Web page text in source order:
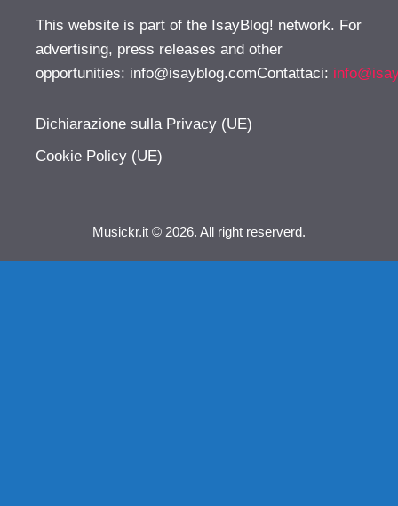
This website is part of the IsayBlog! network. For
advertising, press releases and other
opportunities: info@isayblog.comContattaci:
Dichiarazione sulla Privacy (UE)
Cookie Policy (UE)
Musickr.it © 2026. All right reserverd.